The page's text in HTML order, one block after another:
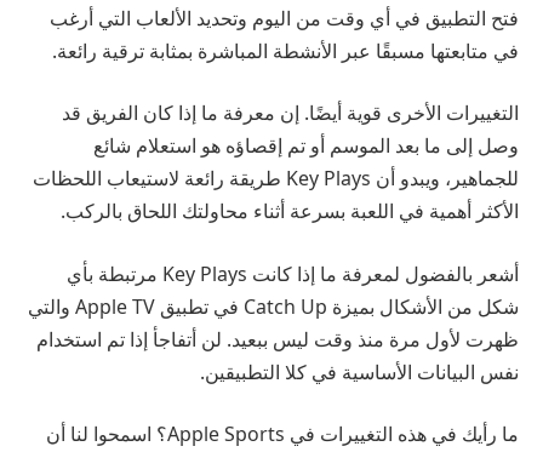
فتح التطبيق في أي وقت من اليوم وتحديد الألعاب التي أرغب
في متابعتها مسبقًا عبر الأنشطة المباشرة بمثابة ترقية رائعة.
التغييرات الأخرى قوية أيضًا. إن معرفة ما إذا كان الفريق قد
وصل إلى ما بعد الموسم أو تم إقصاؤه هو استعلام شائع
للجماهير، ويبدو أن Key Plays طريقة رائعة لاستيعاب اللحظات
الأكثر أهمية في اللعبة بسرعة أثناء محاولتك اللحاق بالركب.
أشعر بالفضول لمعرفة ما إذا كانت Key Plays مرتبطة بأي
شكل من الأشكال بميزة Catch Up في تطبيق Apple TV والتي
ظهرت لأول مرة منذ وقت ليس ببعيد. لن أتفاجأ إذا تم استخدام
نفس البيانات الأساسية في كلا التطبيقين.
ما رأيك في هذه التغييرات في Apple Sports؟ اسمحوا لنا أن